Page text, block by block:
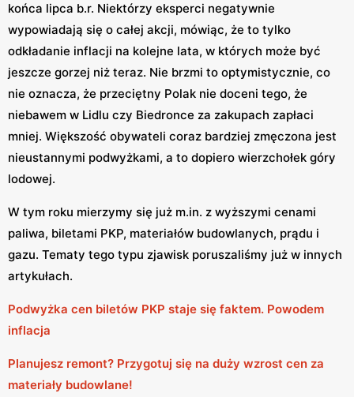
końca lipca b.r. Niektórzy eksperci negatywnie
wypowiadają się o całej akcji, mówiąc, że to tylko
odkładanie inflacji na kolejne lata, w których może być
jeszcze gorzej niż teraz. Nie brzmi to optymistycznie, co
nie oznacza, że przeciętny Polak nie doceni tego, że
niebawem w Lidlu czy Biedronce za zakupach zapłaci
mniej. Większość obywateli coraz bardziej zmęczona jest
nieustannymi podwyżkami, a to dopiero wierzchołek góry
lodowej.
W tym roku mierzymy się już m.in. z wyższymi cenami
paliwa, biletami PKP, materiałów budowlanych, prądu i
gazu. Tematy tego typu zjawisk poruszaliśmy już w innych
artykułach.
Podwyżka cen biletów PKP staje się faktem. Powodem
inflacja
Planujesz remont? Przygotuj się na duży wzrost cen za
materiały budowlane!